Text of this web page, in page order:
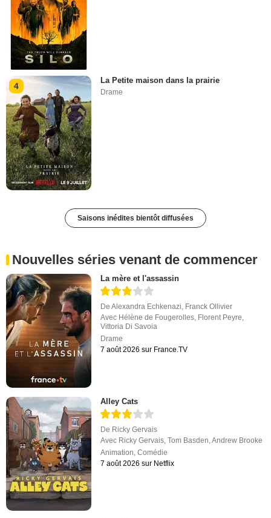
4
La Petite maison dans la prairie
Drame
Saisons inédites bientôt diffusées
Nouvelles séries venant de commencer
La mère et l'assassin
DeAlexandra Echkenazi Franck Ollivier
Avec Hélène de Fougerolles Florent Peyre
Vittoria Di Savoia
Drame
7 août 2026 sur France.TV
Alley Cats
De Ricky Gervais
Avec Ricky Gervais,Tom Basden,Andrew Brooke
Animation,Comédie
7 août 2026 sur Netflix